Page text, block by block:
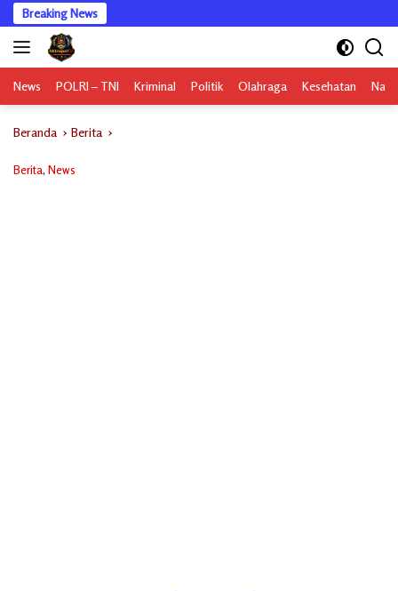
Langsung
ke
konten
Breaking News
News POLRI – TNI Kriminal Politik Olahraga Kesehatan
Beranda Berita
Berita, News